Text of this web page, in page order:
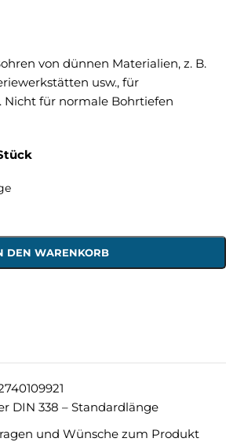
von dünnen Materialien, z. B.
usw., für
Nicht für normale Bohrtiefen
DEN WARENKORB
DIN 338 – Standardlänge
und Wünsche zum Produkt